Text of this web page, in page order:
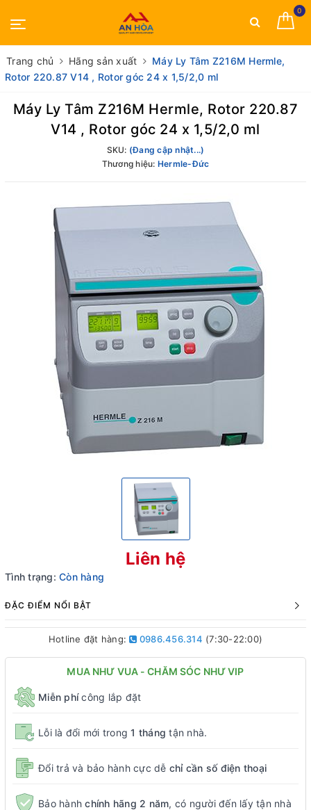
0
Trang chủ Hãng sản xuất
Máy Ly Tâm Z216M Hermle,
Rotor 220.87 V14 , Rotor góc 24 x 1,5/2,0 ml
Máy Ly Tâm Z216M Hermle, Rotor 220.87
V14 , Rotor góc 24 x 1,5/2,0 ml
SKU: (Đang cập nhật...)
Thương hiệu: Hermle-Đức
Liên hệ
Tình trạng: Còn hàng
ĐẶC ĐIỂM NỔI BẬT
Hotline đặt hàng: 0986.456.314 (7:30-22:00)
MUA NHƯ VUA - CHĂM SÓC NHƯ VIP
Miễn phícông lắp đặt
Lỗi là đổi mới trong1 tháng tận nhà.
Đổi trả và bảo hành cực dễ chỉ cần số điện thoại
Bảo hànhchính hãng 2 năm, có người đến lấy tận nhà